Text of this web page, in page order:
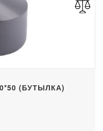
(БУТЫЛКА)